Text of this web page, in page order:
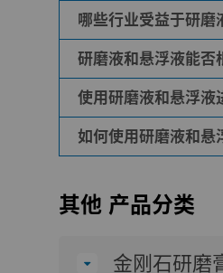
优异的表面质量。
金刚石研磨液和悬浮
和精密加工应用领域
哪些行业受益于研磨
半导体制造、光学、
同时满足严格的质量
研磨液和悬浮液能否
研磨液和悬浮液可基
更好的效率和性能效
使用研磨液和悬浮液
使用研磨液和悬浮液
如何使用研磨液和悬
保持抛光区域清
其他 产品分类
金刚石研磨